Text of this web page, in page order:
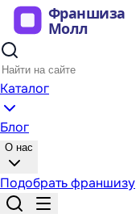
Каталог
Блог
О нас
Подобрать франшизу